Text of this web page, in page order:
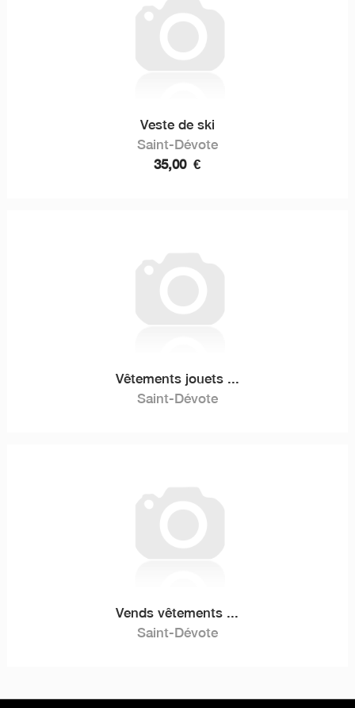
Veste de ski
Saint-Dévote
35,00 €
Vêtements jouets ...
Saint-Dévote
Vends vêtements ...
Saint-Dévote